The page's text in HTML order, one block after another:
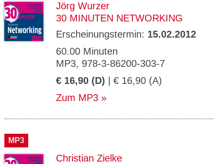
Jörg Wurzer
30 MINUTEN NETWORKING
Erscheinungstermin: 15.02.2012
60.00 Minuten
MP3, 978-3-86200-303-7
€ 16,90 (D) | € 16,90 (A)
Zum MP3
MP3
Christian Zielke